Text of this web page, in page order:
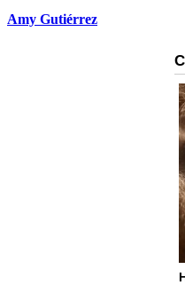
Amy Gutiérrez